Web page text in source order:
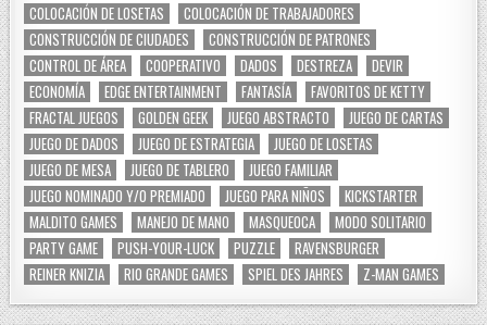
COLOCACIÓN DE LOSETAS
COLOCACIÓN DE TRABAJADORES
CONSTRUCCIÓN DE CIUDADES
CONSTRUCCIÓN DE PATRONES
CONTROL DE ÁREA
COOPERATIVO DADOS DESTREZA
DEVIR
ECONOMÍA
EDGE ENTERTAINMENT FANTASÍA
FAVORITOS DE KETTY
FRACTAL JUEGOS
GOLDEN GEEK JUEGO ABSTRACTO
JUEGO DE CARTAS
JUEGO DE DADOS
JUEGO DE ESTRATEGIA
JUEGO DE LOSETAS
JUEGO DE MESA
JUEGO DE TABLERO
JUEGO FAMILIAR
JUEGO NOMINADO Y/O PREMIADO
JUEGO PARA NIÑOS
KICKSTARTER
MALDITO GAMES
MANEJO DE MANO MASQUEOCA
MODO SOLITARIO
PARTY GAME
PUSH-YOUR-LUCK PUZZLE
RAVENSBURGER
REINER KNIZIA
RIO GRANDE GAMES SPIEL DES JAHRES Z-MAN GAMES